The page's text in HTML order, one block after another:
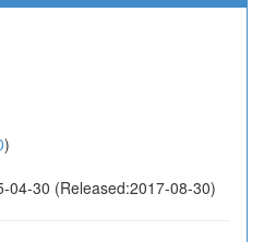
)
04-30 (Released:2017-08-30)